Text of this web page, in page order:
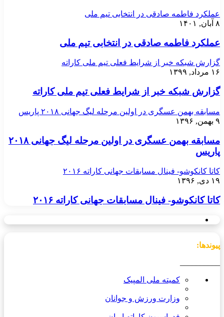
عملکرد فاطمه صادقی در انتخابی تیم ملی
۸ آبان, ۱۴۰۱
عملکرد فاطمه صادقی در انتخابی تیم ملی
گزارش شبکه خبر از شرایط فعلی تیم ملی کاراته
۱۶ مرداد, ۱۳۹۹
گزارش شبکه خبر از شرایط فعلی تیم ملی کاراته
مسابقه بهمن عسگری در اولین مرحله لیگ جهانی ۲۰۱۸ پاریس
۹ بهمن, ۱۳۹۶
مسابقه بهمن عسگری در اولین مرحله لیگ جهانی ۲۰۱۸
پاریس
کاتا کانکوشو- فینال مسابقات جهانی کاراته ۲۰۱۶
۱۹ دی, ۱۳۹۶
کاتا کانکوشو- فینال مسابقات جهانی کاراته ۲۰۱۶
پیوندها:
کمیته ملی المپیک
وزارت ورزش و جوانان